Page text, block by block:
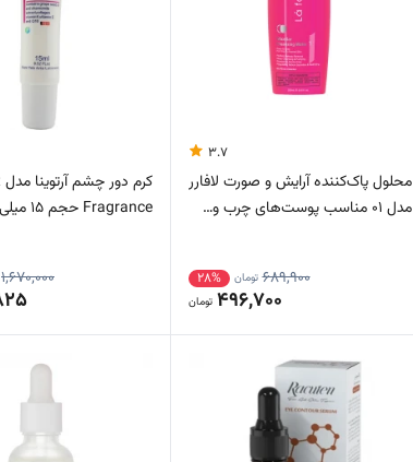
3.7
محلول پاک‌کننده آرایش و صورت لافارر
مدل 01 مناسب پوست‌های چرب و…
689,900 تومان 28%
496,700 تومان
Fragrance حجم 15 میلی لیتر
1,670,000